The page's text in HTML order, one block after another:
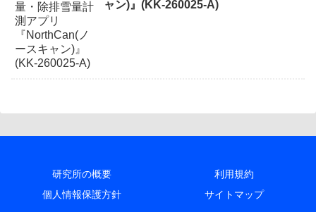
ャン)』(KK-260025-A)
研究所の概要
利用規約
個人情報保護方針
サイトマップ